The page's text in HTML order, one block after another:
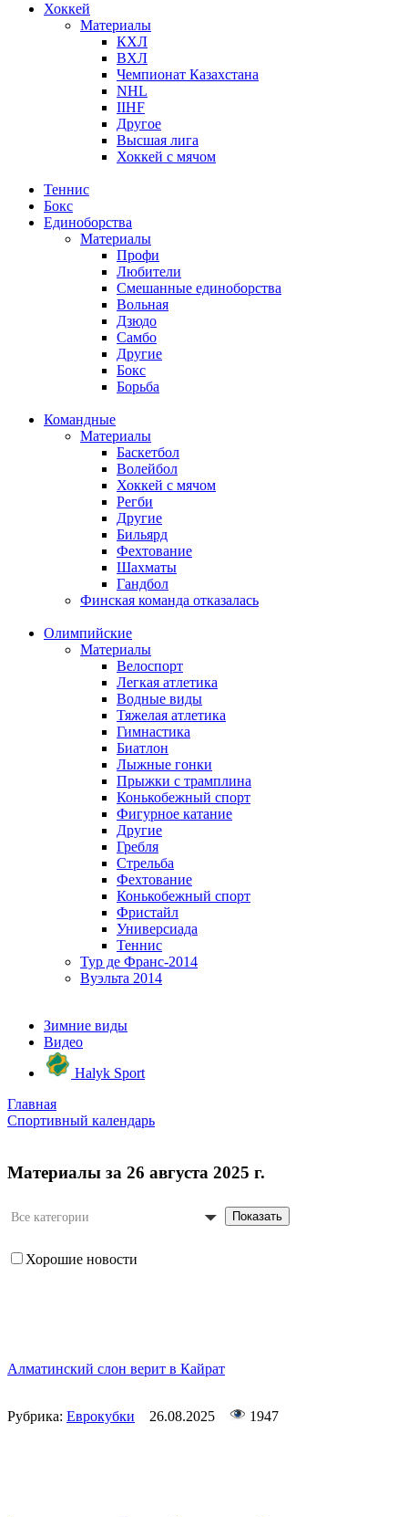
Хоккей
Материалы
КХЛ
ВХЛ
Чемпионат Казахстана
NHL
IIHF
Другое
Высшая лига
Хоккей с мячом
Теннис
Бокс
Единоборства
Материалы
Профи
Любители
Смешанные единоборства
Вольная
Дзюдо
Самбо
Другие
Бокс
Борьба
Командные
Материалы
Баскетбол
Волейбол
Хоккей с мячом
Регби
Другие
Бильярд
Фехтование
Шахматы
Гандбол
Финская команда отказалась
Олимпийские
Материалы
Велоспорт
Легкая атлетика
Водные виды
Тяжелая атлетика
Гимнастика
Биатлон
Лыжные гонки
Прыжки с трамплина
Конькобежный спорт
Фигурное катание
Другие
Гребля
Стрельба
Фехтование
Конькобежный спорт
Фристайл
Универсиада
Теннис
Тур де Франс-2014
Вуэльта 2014
Зимние виды
Видео
Halyk Sport
Главная
Спортивный календарь
Материалы за 26 августа 2025 г.
Все категории Показать
Хорошие новости
Алматинский слон верит в Кайрат
Рубрика: Еврокубки 26.08.2025 1947